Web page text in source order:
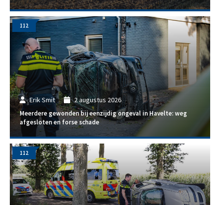
Erik Smit 2 augustus 2026
Meerdere gewonden bij eenzijdig ongeval in Havelte: weg
afgesloten en forse schade
112
112